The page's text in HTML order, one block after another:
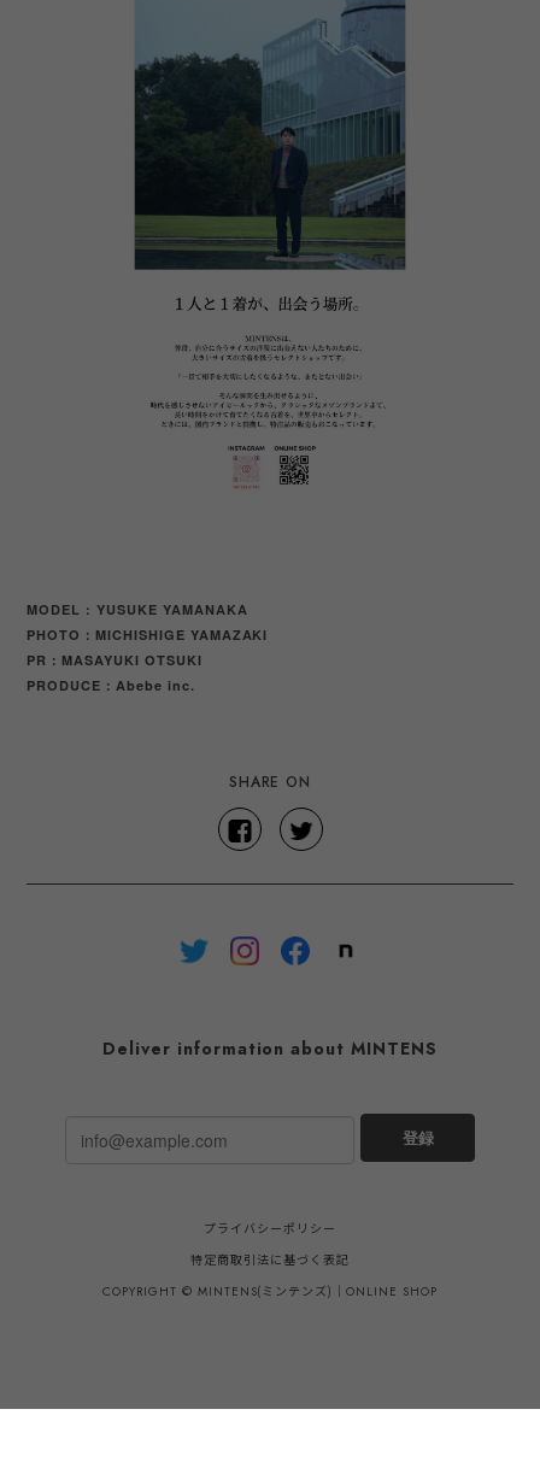
MODEL : YUSUKE YAMANAKA
PHOTO：MICHISHIGE YAMAZAKI
PR：MASAYUKI OTSUKI
PRODUCE ：Abebe inc.
SHARE ON
Deliver information about MINTENS
登録
プライバシーポリシー
特定商取引法に基づく表記
COPYRIGHT © MINTENS(ミンテンズ)｜ONLINE SHOP